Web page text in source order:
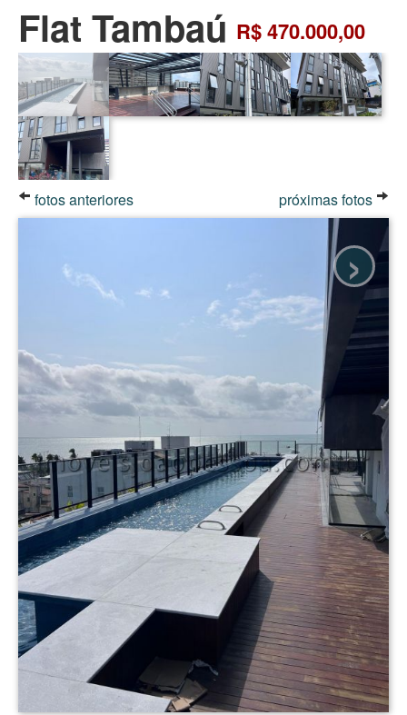
Flat Tambaú R$ 470.000,00
fotos anteriores próximas fotos
›